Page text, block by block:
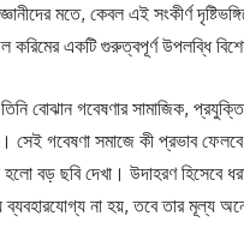
মতে, কেবল এই সংকীর্ণ
করিমের একটি গুরুত্বপূর্ণ উপলব্ধি
বোঝান গবেষণার সামাজিক,
সেই গবেষণা সমাজে কী প্রভাব
বড় ছবি দেখা। উদাহরণ হিসেবে
ব্যবহারযোগ্য না হয়, তবে তার মূল্য